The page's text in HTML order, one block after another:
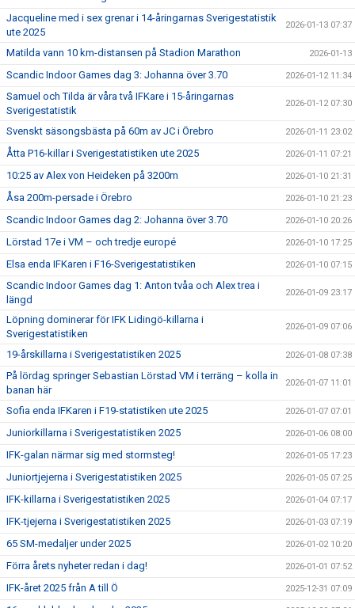
Jacqueline med i sex grenar i 14-åringarnas Sverigestatistik
ute 2025
2026-01-13 07:37
Matilda vann 10 km-distansen på Stadion Marathon 2026-01-13
Scandic Indoor Games dag 3: Johanna över 3.70 2026-01-12 11:34
Samuel och Tilda är våra två IFKare i 15-åringarnas
Sverigestatistik
2026-01-12 07:30
Svenskt säsongsbästa på 60m av JC i Örebro 2026-01-11 23:02
Åtta P16-killar i Sverigestatistiken ute 2025 2026-01-11 07:21
10:25 av Alex von Heideken på 3200m 2026-01-10 21:31
Åsa 200m-persade i Örebro 2026-01-10 21:23
Scandic Indoor Games dag 2: Johanna över 3.70 2026-01-10 20:26
Lörstad 17e i VM – och tredje europé 2026-01-10 17:25
Elsa enda IFKaren i F16-Sverigestatistiken 2026-01-10 07:15
Scandic Indoor Games dag 1: Anton tvåa och Alex trea i
längd
2026-01-09 23:17
Löpning dominerar för IFK Lidingö-killarna i
Sverigestatistiken
2026-01-09 07:06
19-årskillarna i Sverigestatistiken 2025 2026-01-08 07:38
På lördag springer Sebastian Lörstad VM i terräng – kolla in
banan här
2026-01-07 11:01
Sofia enda IFKaren i F19-statistiken ute 2025 2026-01-07 07:01
Juniorkillarna i Sverigestatistiken 2025 2026-01-06 08:00
IFK-galan närmar sig med stormsteg! 2026-01-05 17:23
Juniortjejerna i Sverigestatistiken 2025 2026-01-05 07:25
IFK-killarna i Sverigestatistiken 2025 2026-01-04 07:17
IFK-tjejerna i Sverigestatistiken 2025 2026-01-03 07:19
65 SM-medaljer under 2025 2026-01-02 10:20
Förra årets nyheter redan i dag! 2026-01-01 07:52
IFK-året 2025 från A till Ö 2025-12-31 07:09